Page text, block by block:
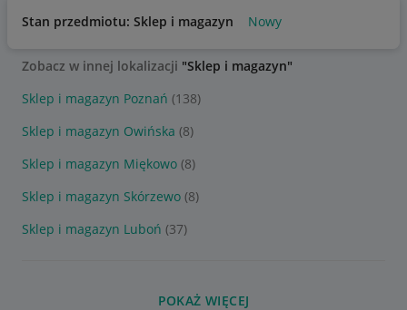
Stan przedmiotu: Sklep i magazyn Nowy
Zobacz w innej lokalizacji "Sklep i magazyn"
Sklep i magazyn Poznań (138)
Sklep i magazyn Owińska (8)
Sklep i magazyn Miękowo (8)
Sklep i magazyn Skórzewo (8)
Sklep i magazyn Luboń (37)
POKAŻ WIĘCEJ